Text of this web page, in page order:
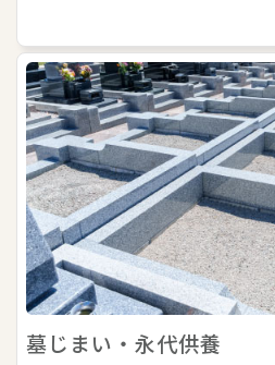
墓じまい・永代供養